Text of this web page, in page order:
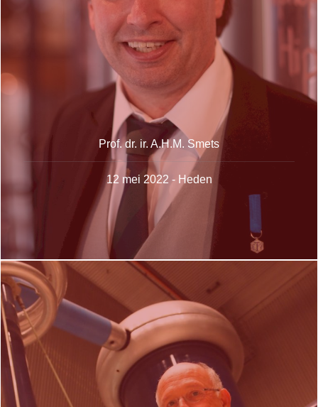
Prof. dr. ir. A.H.M. Smets
12 mei 2022 - Heden